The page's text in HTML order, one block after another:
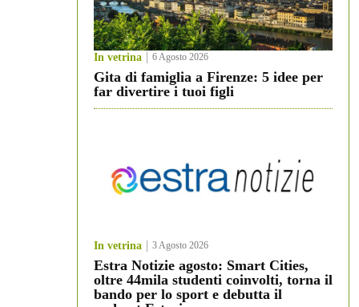
In vetrina 6 Agosto 2026
Gita di famiglia a Firenze: 5 idee per
far divertire i tuoi figli
In vetrina 3 Agosto 2026
Estra Notizie agosto: Smart Cities,
oltre 44mila studenti coinvolti, torna il
bando per lo sport e debutta il